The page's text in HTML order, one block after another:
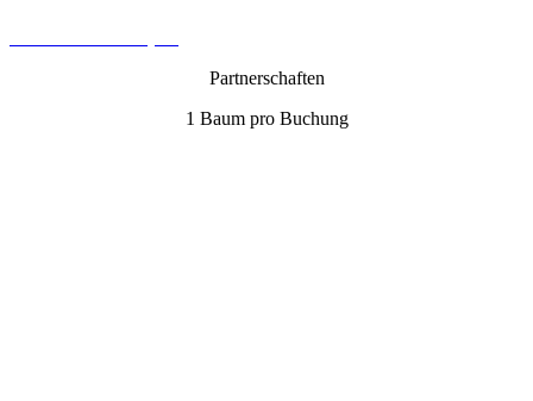
Partnerschaften
1 Baum pro Buchung